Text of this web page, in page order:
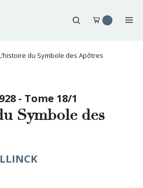
du Symbole des Apôtres
- Tome 18/1
Symbole des